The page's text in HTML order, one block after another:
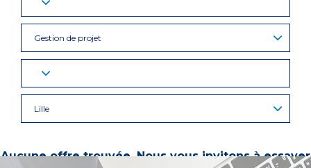
Gestion de projet
Lille
Aucune offre trouvée. Nous vous invitons à essayer